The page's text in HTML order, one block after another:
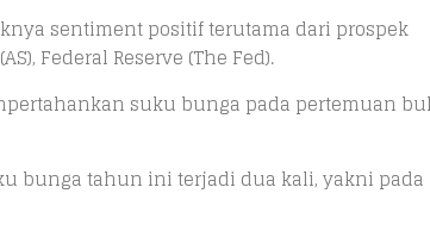
sentiment positif terutama dari prospek
Federal Reserve (The Fed).
suku bunga pada pertemuan
bunga tahun ini terjadi dua kali, yakni pada